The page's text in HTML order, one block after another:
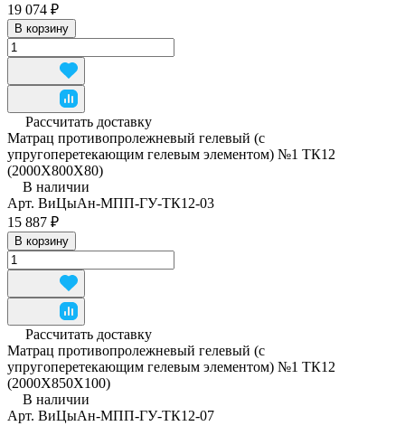
19 074 ₽
В корзину
Рассчитать доставку
Матрац противопролежневый гелевый (с
упругоперетекающим гелевым элементом) №1 ТК12
(2000Х800Х80)
В наличии
Арт. ВиЦыАн-МПП-ГУ-ТК12-03
15 887 ₽
В корзину
Рассчитать доставку
Матрац противопролежневый гелевый (с
упругоперетекающим гелевым элементом) №1 ТК12
(2000Х850Х100)
В наличии
Арт. ВиЦыАн-МПП-ГУ-ТК12-07